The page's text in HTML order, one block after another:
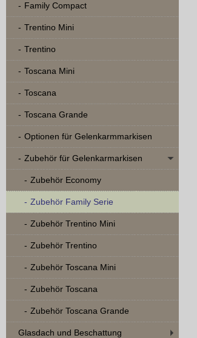
Family Compact
Trentino Mini
Trentino
Toscana Mini
Toscana
Toscana Grande
Optionen für Gelenkarmmarkisen
Zubehör für Gelenkarmarkisen
Zubehör Economy
Zubehör Family Serie
Zubehör Trentino Mini
Zubehör Trentino
Zubehör Toscana Mini
Zubehör Toscana
Zubehör Toscana Grande
Glasdach und Beschattung